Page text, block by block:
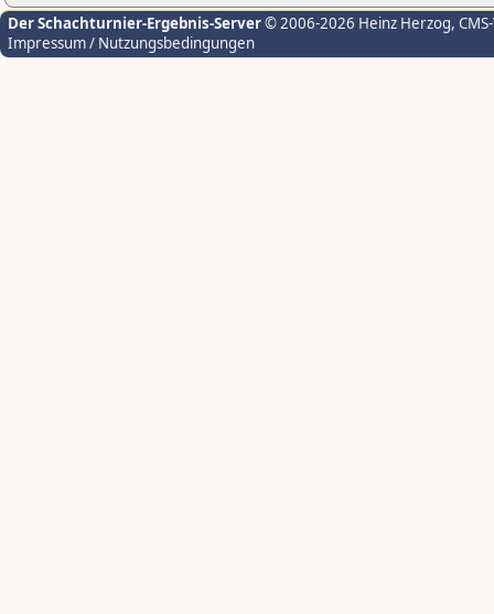
Der Schachturnier-Ergebnis-Server© 2006-2026 Heinz Herzog,
Impressum / Nutzungsbedingungen